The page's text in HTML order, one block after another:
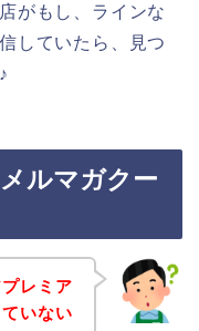
がもし、ラインな
していたら、見つ
ルマガクー
レミア
いない